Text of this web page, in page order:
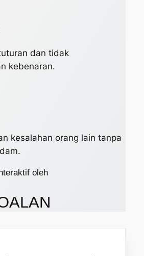
dan tidak
kebenaran.
kesalahan orang lain tanpa
oleh